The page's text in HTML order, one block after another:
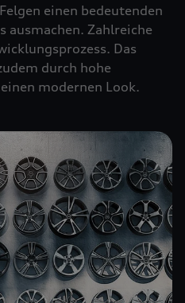
einen bedeutenden
ausmachen. Zahlreiche
Das
durch hohe
modernen Look.